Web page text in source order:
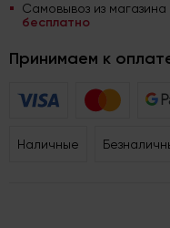
Самовывоз из магазина
бесплатно
Принимаем к
Наличные